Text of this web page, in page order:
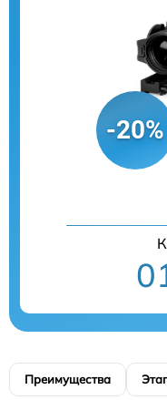
-20%
Преимущества